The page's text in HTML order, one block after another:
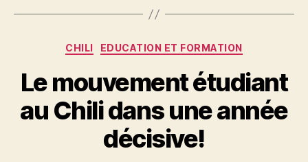
Catégories
CHILI EDUCATION ET FORMATION
Le mouvement étudiant
au Chili dans une année
décisive!